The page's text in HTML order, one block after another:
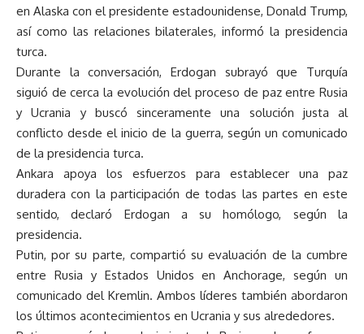
en Alaska con el presidente estadounidense, Donald Trump,
así como las relaciones bilaterales, informó la presidencia
turca.
Durante la conversación, Erdogan subrayó que Turquía
siguió de cerca la evolución del proceso de paz entre Rusia
y Ucrania y buscó sinceramente una solución justa al
conflicto desde el inicio de la guerra, según un comunicado
de la presidencia turca.
Ankara apoya los esfuerzos para establecer una paz
duradera con la participación de todas las partes en este
sentido, declaró Erdogan a su homólogo, según la
presidencia.
Putin, por su parte, compartió su evaluación de la cumbre
entre Rusia y Estados Unidos en Anchorage, según un
comunicado del Kremlin. Ambos líderes también abordaron
los últimos acontecimientos en Ucrania y sus alrededores.